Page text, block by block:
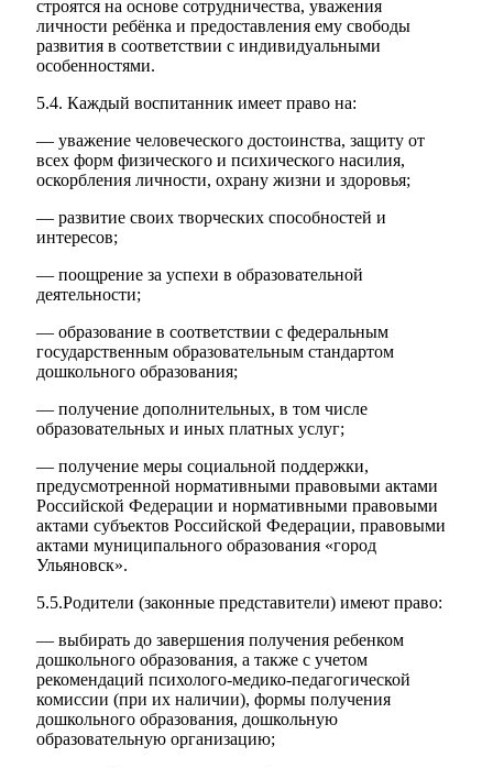
строятся на основе сотрудничества, уважения
личности ребёнка и предоставления ему свободы
развития в соответствии с индивидуальными
особенностями.
5.4. Каждый воспитанник имеет право на:
— уважение человеческого достоинства, защиту от
всех форм физического и психического насилия,
оскорбления личности, охрану жизни и здоровья;
— развитие своих творческих способностей и
интересов;
— поощрение за успехи в образовательной
деятельности;
— образование в соответствии с федеральным
государственным образовательным стандартом
дошкольного образования;
— получение дополнительных, в том числе
образовательных и иных платных услуг;
— получение меры социальной поддержки,
предусмотренной нормативными правовыми актами
Российской Федерации и нормативными правовыми
актами субъектов Российской Федерации, правовыми
актами муниципального образования «город
Ульяновск».
5.5.Родители (законные представители) имеют право:
— выбирать до завершения получения ребенком
дошкольного образования, а также с учетом
рекомендаций психолого-медико-педагогической
комиссии (при их наличии), формы получения
дошкольного образования, дошкольную
образовательную организацию;